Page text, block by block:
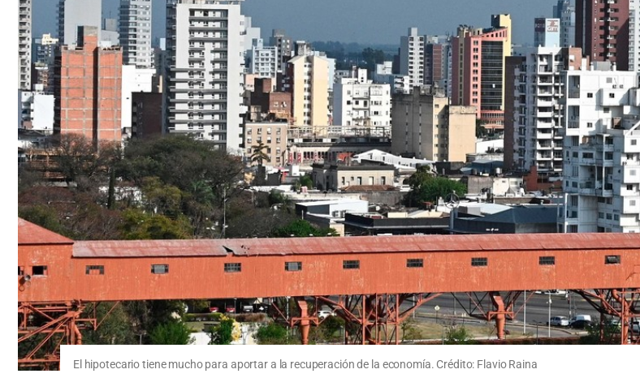
El hipotecario tiene mucho para aportar a la recuperación de la economía. Crédito: Flavio Raina